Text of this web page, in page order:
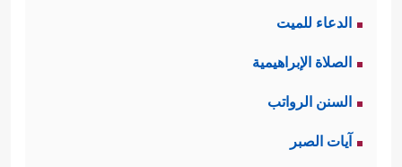
الدعاء للميت
الصلاة الإبراهيمية
السنن الرواتب
آيات الصبر